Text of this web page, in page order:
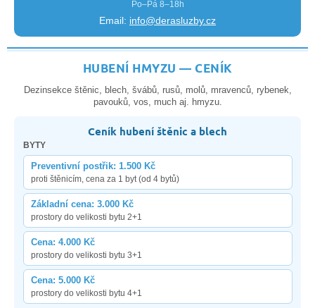
Po–Pá 8–18h
Email: info@derasluzby.cz
HUBENÍ HMYZU — CENÍK
Dezinsekce štěnic, blech, švábů, rusů, molů, mravenců, rybenek,
pavouků, vos, much aj. hmyzu.
Ceník hubení štěnic a blech
BYTY
Preventivní postřik: 1.500 Kč
proti štěnicím, cena za 1 byt (od 4 bytů)
Základní cena: 3.000 Kč
prostory do velikosti bytu 2+1
Cena: 4.000 Kč
prostory do velikosti bytu 3+1
Cena: 5.000 Kč
prostory do velikosti bytu 4+1